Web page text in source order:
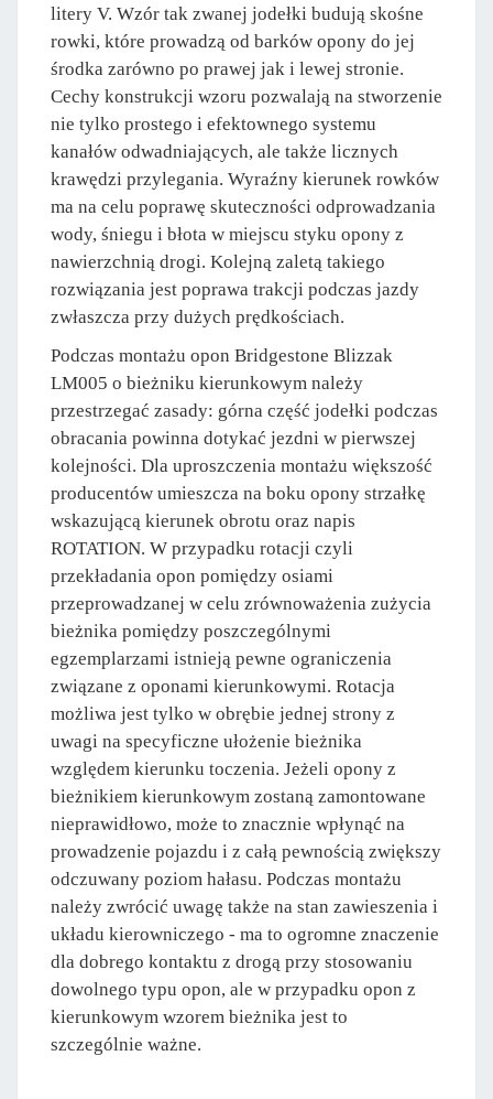
litery V. Wzór tak zwanej jodełki budują skośne
rowki, które prowadzą od barków opony do jej
środka zarówno po prawej jak i lewej stronie.
Cechy konstrukcji wzoru pozwalają na stworzenie
nie tylko prostego i efektownego systemu
kanałów odwadniających, ale także licznych
krawędzi przylegania. Wyraźny kierunek rowków
ma na celu poprawę skuteczności odprowadzania
wody, śniegu i błota w miejscu styku opony z
nawierzchnią drogi. Kolejną zaletą takiego
rozwiązania jest poprawa trakcji podczas jazdy
zwłaszcza przy dużych prędkościach.
Podczas montażu opon Bridgestone Blizzak
LM005 o bieżniku kierunkowym należy
przestrzegać zasady: górna część jodełki podczas
obracania powinna dotykać jezdni w pierwszej
kolejności. Dla uproszczenia montażu większość
producentów umieszcza na boku opony strzałkę
wskazującą kierunek obrotu oraz napis
ROTATION. W przypadku rotacji czyli
przekładania opon pomiędzy osiami
przeprowadzanej w celu zrównoważenia zużycia
bieżnika pomiędzy poszczególnymi
egzemplarzami istnieją pewne ograniczenia
związane z oponami kierunkowymi. Rotacja
możliwa jest tylko w obrębie jednej strony z
uwagi na specyficzne ułożenie bieżnika
względem kierunku toczenia. Jeżeli opony z
bieżnikiem kierunkowym zostaną zamontowane
nieprawidłowo, może to znacznie wpłynąć na
prowadzenie pojazdu i z całą pewnością zwiększy
odczuwany poziom hałasu. Podczas montażu
należy zwrócić uwagę także na stan zawieszenia i
układu kierowniczego - ma to ogromne znaczenie
dla dobrego kontaktu z drogą przy stosowaniu
dowolnego typu opon, ale w przypadku opon z
kierunkowym wzorem bieżnika jest to
szczególnie ważne.